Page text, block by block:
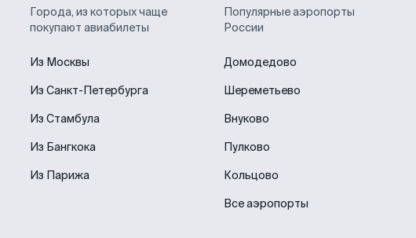
Города, из которых чаще
покупают авиабилеты
Из Москвы
Из Санкт-Петербурга
Из Стамбула
Из Бангкока
Из Парижа
Популярные аэропорты
России
Домодедово
Шереметьево
Внуково
Пулково
Кольцово
Все аэропорты